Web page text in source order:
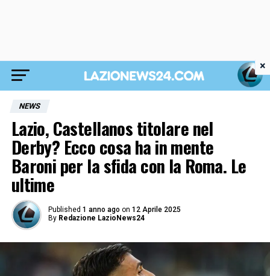
NEWS
Lazio, Castellanos titolare nel
Derby? Ecco cosa ha in mente
Baroni per la sfida con la Roma. Le
ultime
Published 1 anno ago on 12 Aprile 2025
By Redazione LazioNews24
×